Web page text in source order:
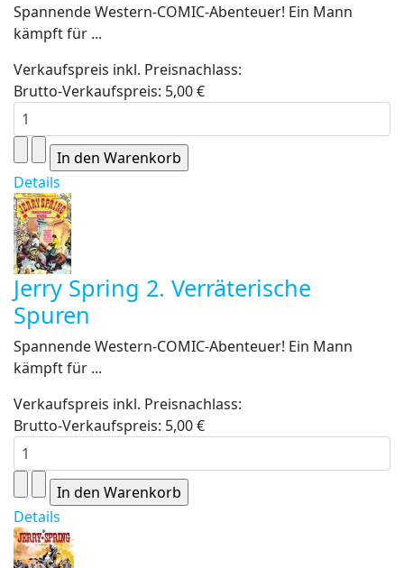
Spannende Western-COMIC-Abenteuer! Ein Mann
kämpft für ...
Verkaufspreis inkl. Preisnachlass:
Brutto-Verkaufspreis: 5,00 €
Details
Jerry Spring 2. Verräterische
Spuren
Spannende Western-COMIC-Abenteuer! Ein Mann
kämpft für ...
Verkaufspreis inkl. Preisnachlass:
Brutto-Verkaufspreis: 5,00 €
Details